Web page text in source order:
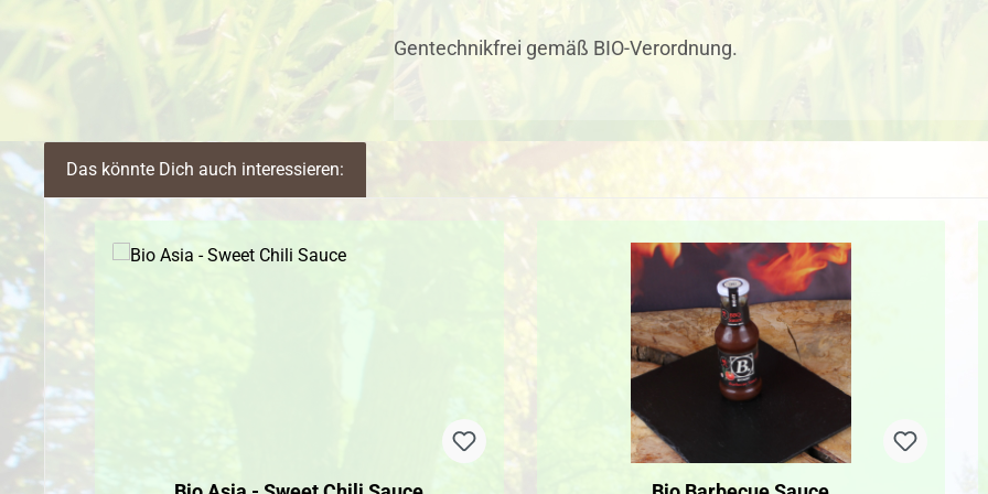
Gentechnikfrei gemäß BIO-Verordnung.
Das könnte Dich auch interessieren: